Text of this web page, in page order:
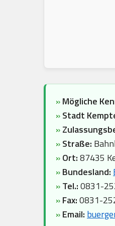
»Mögliche
»Stadt
»
»Straße:
»Ort:87435
»Bundesland:
»Tel.:0831-
»Fax:0831-
»Email: